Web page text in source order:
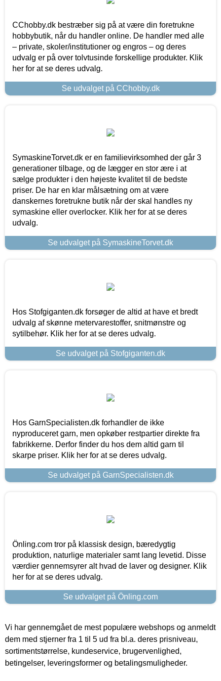
CChobby.dk bestræber sig på at være din foretrukne
hobbybutik, når du handler online. De handler med alle
– private, skoler/institutioner og engros – og deres
udvalg er på over tolvtusinde forskellige produkter. Klik
her for at se deres udvalg.
Se udvalget på CChobby.dk
SymaskineTorvet.dk er en familievirksomhed der går 3
generationer tilbage, og de lægger en stor ære i at
sælge produkter i den højeste kvalitet til de bedste
priser. De har en klar målsætning om at være
danskernes foretrukne butik når der skal handles ny
symaskine eller overlocker. Klik her for at se deres
udvalg.
Se udvalget på SymaskineTorvet.dk
Hos Stofgiganten.dk forsøger de altid at have et bredt
udvalg af skønne metervarestoffer, snitmønstre og
sytilbehør. Klik her for at se deres udvalg.
Se udvalget på Stofgiganten.dk
Hos GarnSpecialisten.dk forhandler de ikke
nyproduceret garn, men opkøber restpartier direkte fra
fabrikkerne. Derfor finder du hos dem altid garn til
skarpe priser. Klik her for at se deres udvalg.
Se udvalget på GarnSpecialisten.dk
Önling.com tror på klassisk design, bæredygtig
produktion, naturlige materialer samt lang levetid. Disse
værdier gennemsyrer alt hvad de laver og designer. Klik
her for at se deres udvalg.
Se udvalget på Önling.com
Vi har gennemgået de mest populære webshops og anmeldt
dem med stjerner fra 1 til 5 ud fra bl.a. deres prisniveau,
sortimentstørrelse, kundeservice, brugervenlighed,
betingelser, leveringsformer og betalingsmuligheder.